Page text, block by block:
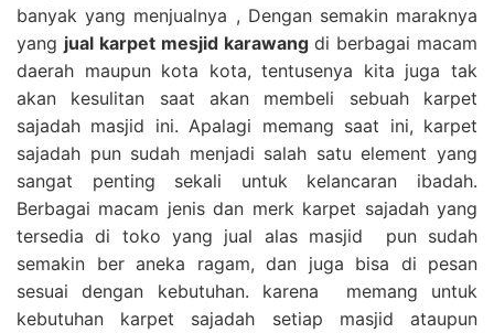
banyak yang menjualnya , Dengan semakin maraknya
yang jual karpet mesjid karawang di berbagai macam
daerah maupun kota kota, tentusenya kita juga tak
akan kesulitan saat akan membeli sebuah karpet
sajadah masjid ini. Apalagi memang saat ini, karpet
sajadah pun sudah menjadi salah satu element yang
sangat penting sekali untuk kelancaran ibadah.
Berbagai macam jenis dan merk karpet sajadah yang
tersedia di toko yang jual alas masjid pun sudah
semakin ber aneka ragam, dan juga bisa di pesan
sesuai dengan kebutuhan. karena memang untuk
kebutuhan karpet sajadah setiap masjid ataupun